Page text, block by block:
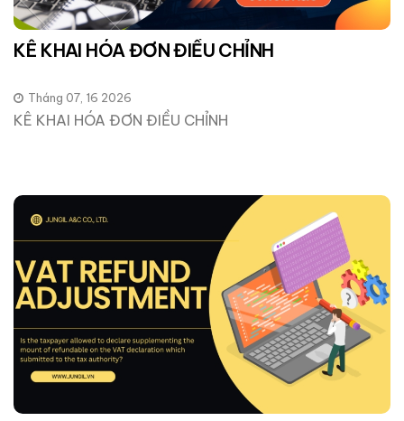
KÊ KHAI HÓA ĐƠN ĐIỀU CHỈNH
Tháng 07, 16 2026
KÊ KHAI HÓA ĐƠN ĐIỀU CHỈNH